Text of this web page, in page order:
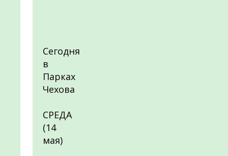
Сегодня
в
Парках
Чехова
СРЕДА
(14
мая)